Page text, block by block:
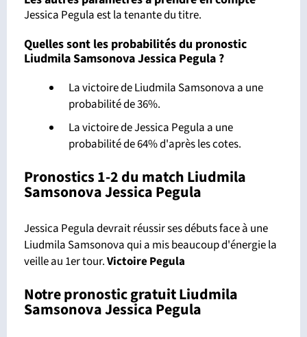
Jessica Pegula est la tenante du titre.
Quelles sont les probabilités du pronostic
Liudmila Samsonova Jessica Pegula ?
La victoire de Liudmila Samsonova a une
probabilité de 36%.
La victoire de Jessica Pegula a une
probabilité de 64% d'après les cotes.
Pronostics 1-2 du match Liudmila
Samsonova Jessica Pegula
Jessica Pegula devrait réussir ses débuts face à une
Liudmila Samsonova qui a mis beaucoup d'énergie la
veille au 1er tour.Victoire Pegula
Notre pronostic gratuit Liudmila
Samsonova Jessica Pegula